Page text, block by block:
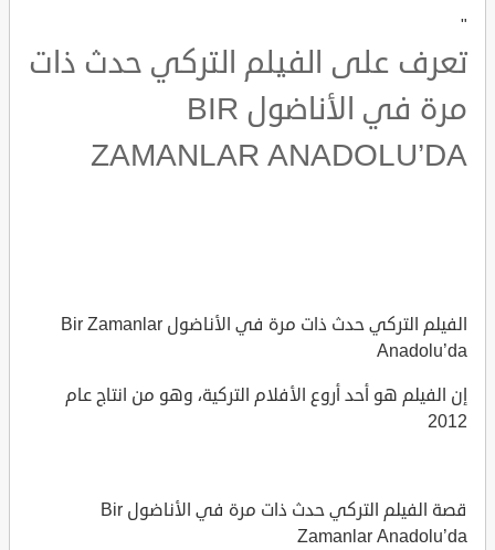
"
تعرف على الفيلم التركي حدث ذات
مرة في الأناضول BIR
ZAMANLAR ANADOLU’DA
الفيلم التركي حدث ذات مرة في الأناضول Bir Zamanlar
Anadolu’da
إن الفيلم هو أحد أروع الأفلام التركية، وهو من انتاج عام
2012
قصة الفيلم التركي حدث ذات مرة في الأناضول Bir
Zamanlar Anadolu’da